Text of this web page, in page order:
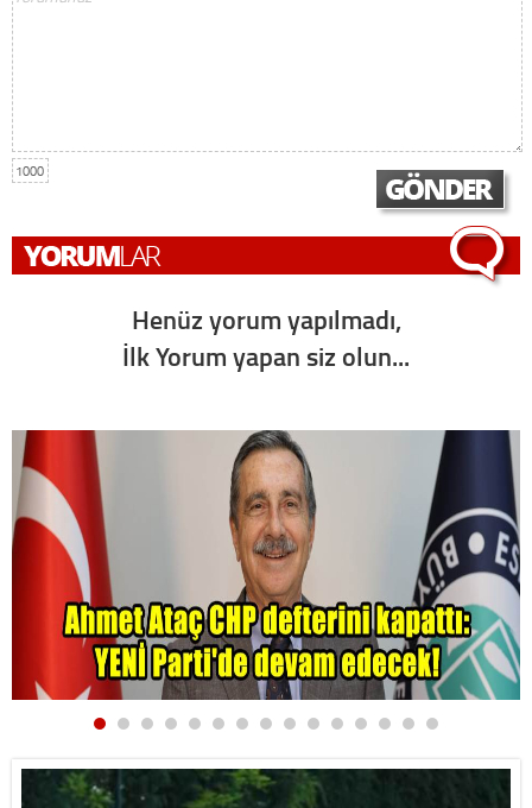
1000
Henüz yorum yapılmadı,
İlk Yorum yapan siz olun...